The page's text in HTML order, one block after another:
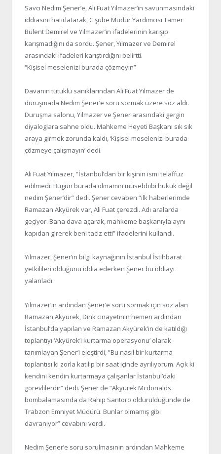
Savcı Nedim Şener’e, Ali Fuat Yılmazer’in savunmasındaki
iddiasını hatırlatarak, C şube Müdür Yardımcısı Tamer
Bülent Demirel ve Yılmazer’in ifadelerinin karışıp
karışmadığını da sordu. Şener, Yılmazer ve Demirel
arasındaki ifadeleri karıştırdığını belirtti.
“Kişisel meselenizi burada çözmeyin”
Davanın tutuklu sanıklarından Ali Fuat Yılmazer de
duruşmada Nedim Şener’e soru sormak üzere söz aldı.
Duruşma salonu, Yılmazer ve Şener arasındaki gergin
diyaloglara sahne oldu. Mahkeme Heyeti Başkanı sık sık
araya girmek zorunda kaldı, ‘Kişisel meselenizi burada
çözmeye çalışmayın’ dedi.
Ali Fuat Yılmazer, “İstanbul’dan bir kişinin ismi telaffuz
edilmedi. Bugün burada olmamın müsebbibi hukuk değil
nedim Şener’dir” dedi. Şener cevaben “ilk haberlerimde
Ramazan Akyürek var, Ali Fuat çerezdi. Adı aralarda
geçiyor. Bana dava açarak, mahkeme başkanıyla aynı
kapıdan girerek beni taciz etti” ifadelerini kullandı.
Yılmazer, Şener’in bilgi kaynağının İstanbul İstihbarat
yetkilileri olduğunu iddia ederken Şener bu iddiayı
yalanladı.
Yılmazer’in ardından Şener’e soru sormak için söz alan
Ramazan Akyürek, Dink cinayetinin hemen ardından
İstanbul’da yapılan ve Ramazan Akyürek’in de katıldığı
toplantıyı ‘Akyürek’i kurtarma operasyonu’ olarak
tanımlayan Şener’i eleştirdi, ”Bu nasıl bir kurtarma
toplantısı ki zorla katılıp bir saat içinde ayrılıyorum. Açık ki
kendini kendin kurtarmaya çalışanlar İstanbul’daki
görevlilerdir” dedi. Şener de “Akyürek Mcdonalds
bombalamasında da Rahip Santoro öldürüldüğünde de
Trabzon Emniyet Müdürü. Bunlar olmamış gibi
davranıyor” cevabını verdi.
Nedim Şener’e soru sorulmasının ardından Mahkeme